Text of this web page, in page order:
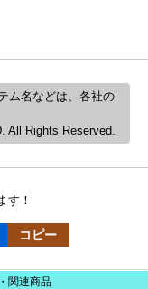
ム名などは、各社の
All Rights Reserved.
す！
コピー
関連商品